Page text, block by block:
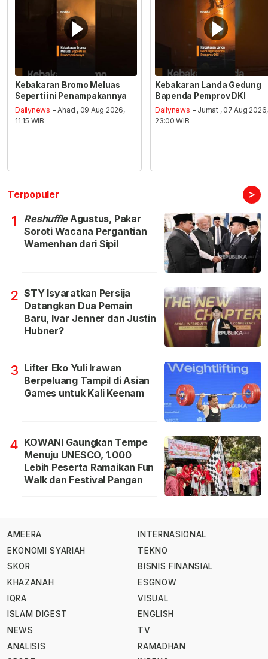
Kebakaran Bromo Meluas
Seperti ini Penampakannya
Dailynews - Ahad , 09 Aug 2026,
11:15 WIB
Kebakaran Landa Gedung
Bapenda Pemprov DKI
Dailynews - Jumat , 07 Aug 2026,
23:00 WIB
Terpopuler >
1 ReshuffleAgustus, Pakar
Soroti Wacana Pergantian
Wamenhan dari Sipil
2 STY Isyaratkan Persija
Datangkan Dua Pemain
Baru, Ivar Jenner dan Justin
Hubner?
3 Lifter Eko Yuli Irawan
Berpeluang Tampil di Asian
Games untuk Kali Keenam
4 KOWANI Gaungkan Tempe
Menuju UNESCO, 1.000
Lebih Peserta Ramaikan Fun
Walk dan Festival Pangan
AMEERA
EKONOMI SYARIAH
SKOR
KHAZANAH
IQRA
ISLAM DIGEST
NEWS
ANALISIS
INTERNASIONAL
TEKNO
BISNIS FINANSIAL
ESGNOW
VISUAL
ENGLISH
TV
RAMADHAN